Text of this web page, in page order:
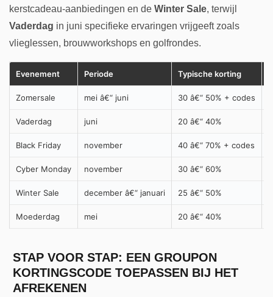
kerstcadeau-aanbiedingen en de Winter Sale, terwijl
Vaderdag in juni specifieke ervaringen vrijgeeft zoals
vlieglessen, brouwworkshops en golfrondes.
Evenement Periode Typische korting
Zomersale mei â€“ juni 30 â€“ 50% + codes
Vaderdag juni 20 â€“ 40%
Black Friday november 40 â€“ 70% + codes
Cyber Monday november 30 â€“ 60%
Winter Sale december â€“ januari 25 â€“ 50%
Moederdag mei 20 â€“ 40%
STAP VOOR STAP: EEN GROUPON
KORTINGSCODE TOEPASSEN BIJ HET
AFREKENEN